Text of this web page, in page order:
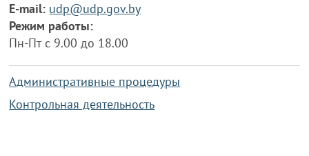
E-mail: udp@udp.gov.by
Режим работы:
Пн-Пт с 9.00 до 18.00
Административные процедуры
Контрольная деятельность